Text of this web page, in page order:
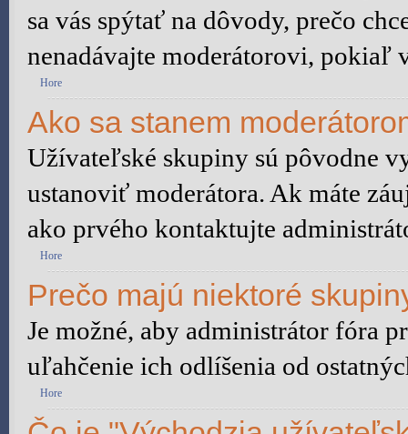
sa vás spýtať na dôvody, prečo
nenadávajte moderátorovi, pokiaľ
Hore
Ako sa stanem
Užívateľské skupiny sú pôvodne
ustanoviť moderátora. Ak máte
ako prvého kontaktujte
Hore
Prečo majú niektoré
Je možné, aby administrátor fóra
uľahčenie ich odlíšenia od
Hore